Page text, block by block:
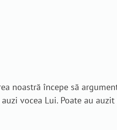
noastră începe să
vocea Lui. Poate au